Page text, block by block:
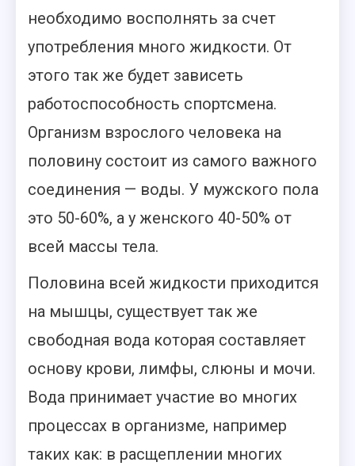
необходимо восполнять за счет
употребления много жидкости. От
этого так же будет зависеть
работоспособность спортсмена.
Организм взрослого человека на
половину состоит из самого важного
соединения — воды. У мужского пола
это 50-60%, а у женского 40-50% от
всей массы тела.
Половина всей жидкости приходится
на мышцы, существует так же
свободная вода которая составляет
основу крови, лимфы, слюны и мочи.
Вода принимает участие во многих
процессах в организме, например
таких как: в расщеплении многих